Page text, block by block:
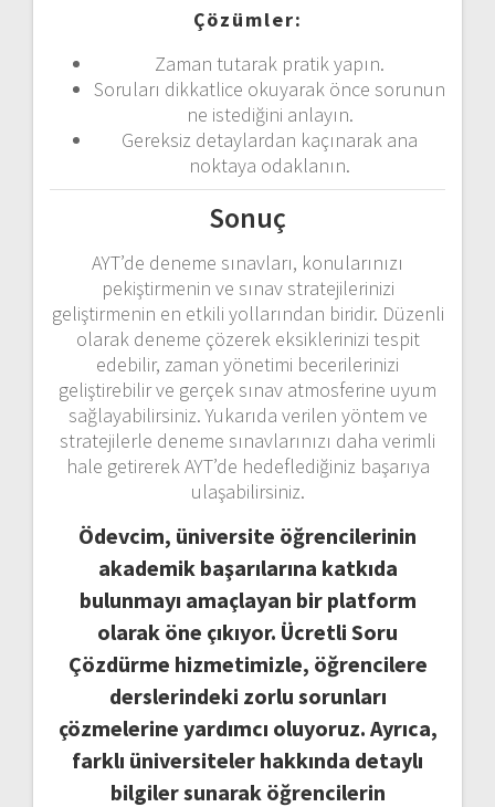
Çözümler:
Zaman tutarak pratik yapın.
Soruları dikkatlice okuyarak önce sorunun
ne istediğini anlayın.
Gereksiz detaylardan kaçınarak ana
noktaya odaklanın.
Sonuç
AYT’de deneme sınavları, konularınızı
pekiştirmenin ve sınav stratejilerinizi
geliştirmenin en etkili yollarından biridir. Düzenli
olarak deneme çözerek eksiklerinizi tespit
edebilir, zaman yönetimi becerilerinizi
geliştirebilir ve gerçek sınav atmosferine uyum
sağlayabilirsiniz. Yukarıda verilen yöntem ve
stratejilerle deneme sınavlarınızı daha verimli
hale getirerek AYT’de hedeflediğiniz başarıya
ulaşabilirsiniz.
Ödevcim, üniversite öğrencilerinin
akademik başarılarına katkıda
bulunmayı amaçlayan bir platform
olarak öne çıkıyor. Ücretli Soru
Çözdürme hizmetimizle, öğrencilere
derslerindeki zorlu sorunları
çözmelerine yardımcı oluyoruz. Ayrıca,
farklı üniversiteler hakkında detaylı
bilgiler sunarak öğrencilerin